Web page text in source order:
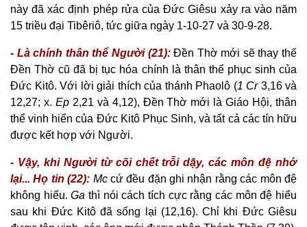
này đã xác định phép rửa của Đức Giêsu xảy ra vào năm
15 triều đại Tibêriô, tức giữa ngày 1-10-27 và 30-9-28.
- Là chính thân thể Người (21):Đền Thờ mới sẽ thay thế
Đền Thờ cũ đã bị tục hóa chính là thân thể phục sinh của
Đức Kitô. Với lời giải thích của thánh Phaolô (1 Cr3,16 và
12,27; x. Ep2,21 và 4,12), Đền Thờ mới là Giáo Hội, thân
thể vinh hiển của Đức Kitô Phục Sinh, và tất cả các tín hữu
được kết hợp với Người.
- Vậy, khi Người từ cõi chết trỗi dậy, các môn đệ nhớ
lại... Họ tin (22): Mccứ đều đặn ghi nhận rằng các môn đệ
không hiểu.Ga thì nói cách tích cực rằng các môn đệ hiểu
sau khi Đức Kitô đã sống lại (12,16). Chỉ khi Đức Giêsu